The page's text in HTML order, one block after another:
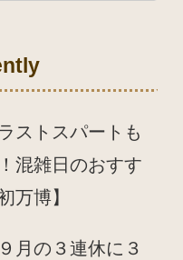
ストスパートも
混雑日のおすす
万博】
月の３連休に３